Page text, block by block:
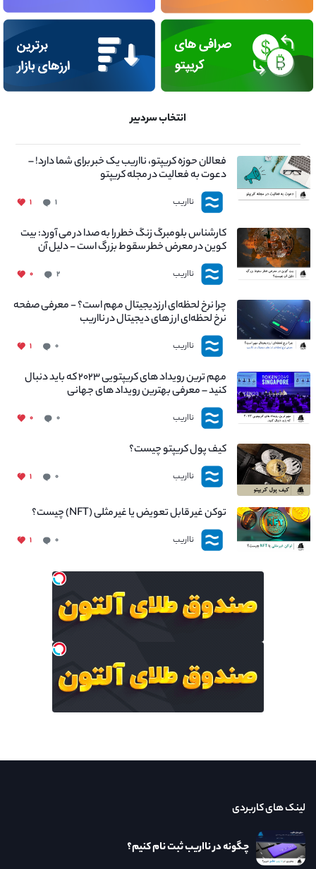
انتخاب سردبیر
فعالان حوزه کریپتو، نااریب یک خبر برای شما دارد! –
دعوت به فعالیت در مجله کریپتو
نااریب ۱ ۱
کارشناس بلومبرگ زنگ خطر را به صدا در می آورد: بیت
کوین در معرض خطر سقوط بزرگ است - دلیل آن
چیست؟
نااریب ۲ ۰
چرا نرخ لحظه‌ای ارزدیجیتال مهم است؟ - معرفی صفحه
نرخ لحظه‌ای ارز های دیجیتال در نااریب
نااریب ۰ ۱
مهم ترین رویداد های کریپتویی ۲۰۲۳ که باید دنبال
کنید – معرفی بهترین رویداد های جهانی
نااریب ۰ ۰
کیف پول کریپتو چیست؟
نااریب ۰ ۱
توکن غیر قابل تعویض یا غیر مثلی (NFT) چیست؟
نااریب ۰ ۱
لینک های کاربردی
چگونه در نااریب ثبت نام کنیم؟